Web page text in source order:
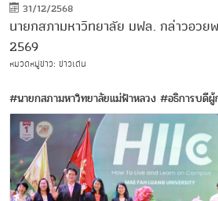
31/12/2568
นายกสภามหาวิทยาลัย มฟล. กล่าวอวย
2569
หมวดหมู่ข่าว: ข่าวเด่น
#นายกสภามหาวิทยาลัยแม่ฟ้าหลวง #อธิการบดีผู้